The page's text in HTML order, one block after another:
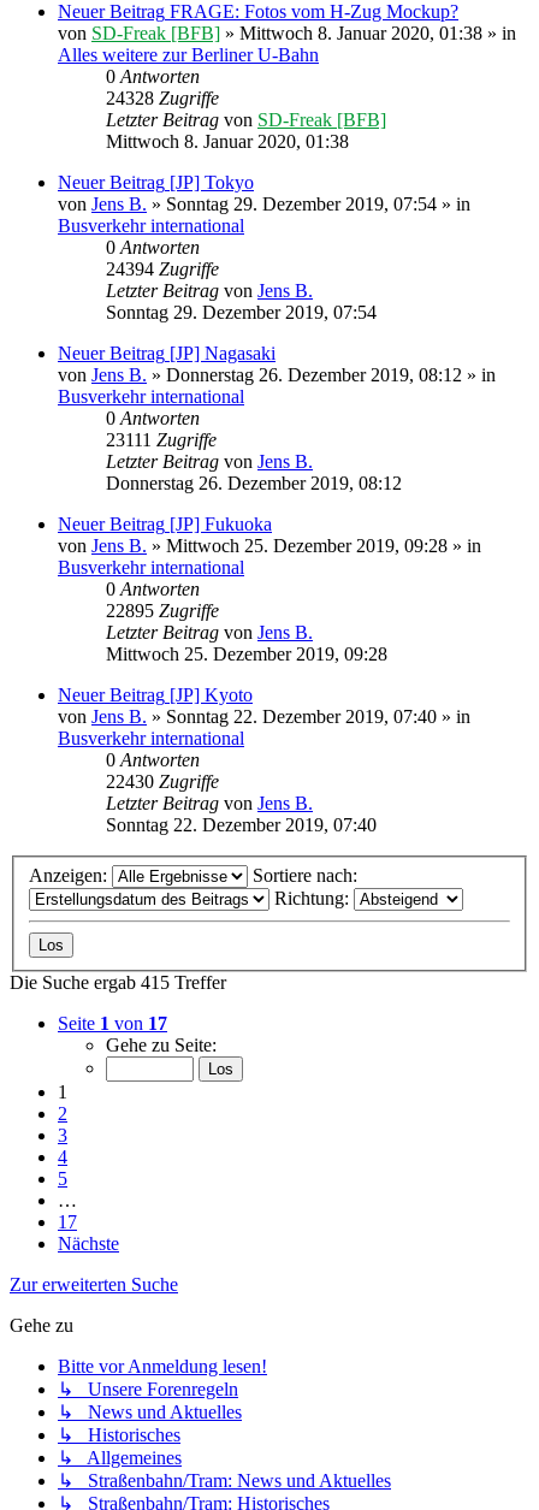
Neuer Beitrag FRAGE: Fotos vom H-Zug Mockup?
von SD-Freak [BFB] » Mittwoch 8. Januar 2020, 01:38 » in
Alles weitere zur Berliner U-Bahn
0Antworten
24328 Zugriffe
Letzter Beitrag von SD-Freak [BFB]
Mittwoch 8. Januar 2020, 01:38
Neuer Beitrag [JP] Tokyo
von Jens B. » Sonntag 29. Dezember 2019, 07:54 » in
Busverkehr international
0Antworten
24394 Zugriffe
Letzter Beitrag von Jens B.
Sonntag 29. Dezember 2019, 07:54
Neuer Beitrag [JP] Nagasaki
von Jens B. » Donnerstag 26. Dezember 2019, 08:12 » in
Busverkehr international
0Antworten
23111 Zugriffe
Letzter Beitrag von Jens B.
Donnerstag 26. Dezember 2019, 08:12
Neuer Beitrag [JP] Fukuoka
von Jens B. » Mittwoch 25. Dezember 2019, 09:28 » in
Busverkehr international
0Antworten
22895 Zugriffe
Letzter Beitrag von Jens B.
Mittwoch 25. Dezember 2019, 09:28
Neuer Beitrag [JP] Kyoto
von Jens B. » Sonntag 22. Dezember 2019, 07:40 » in
Busverkehr international
0Antworten
22430 Zugriffe
Letzter Beitrag von Jens B.
Sonntag 22. Dezember 2019, 07:40
Anzeigen:
Sortiere nach:
Richtung:
Die Suche ergab 415 Treffer
Seite 1 von 17
Gehe zu Seite:
1
2
3
4
5
…
17
Nächste
Zur erweiterten Suche
Gehe zu
Bitte vor Anmeldung lesen!
↳ Unsere Forenregeln
↳ News und Aktuelles
↳ Historisches
↳ Allgemeines
↳ Straßenbahn/Tram: News und Aktuelles
↳ Straßenbahn/Tram: Historisches